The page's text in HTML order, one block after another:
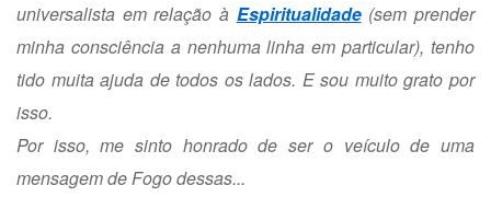
universalista em relação à Espiritualidade(sem prender
minha consciência a nenhuma linha em particular), tenho
tido muita ajuda de todos os lados. E sou muito grato por
isso.
Por isso, me sinto honrado de ser o veículo de uma
mensagem de Fogo dessas...